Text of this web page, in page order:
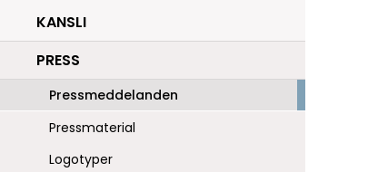
KANSLI
PRESS
Pressmeddelanden
Pressmaterial
Logotyper